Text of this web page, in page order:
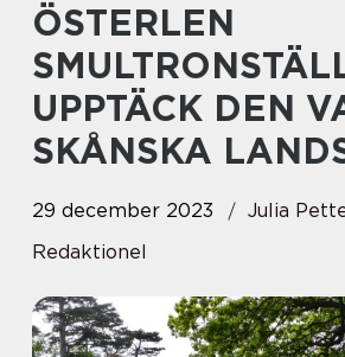
ÖSTERLEN
UPPTÄCK DEN
SKÅNSKA
29 december 2023
Julia
Redaktionel